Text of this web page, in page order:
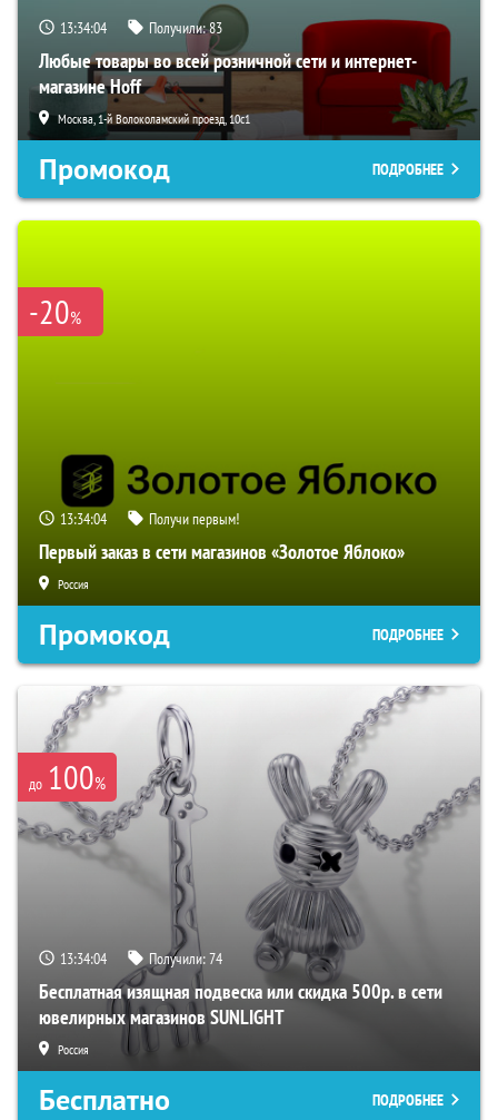
13:34:03 Получили:83
Любые товары во всей розничной сети и интернет-
магазине Hoff
Москва, 1-й Волоколамский проезд, 10с1
Промокод ПОДРОБНЕЕ
-20%
13:34:03 Получи первым!
Первый заказ в сети магазинов «Золотое Яблоко»
Россия
Промокод ПОДРОБНЕЕ
до 100%
13:34:03 Получили:74
Бесплатная изящная подвеска или скидка 500р. в сети
ювелирных магазинов SUNLIGHT
Россия
Бесплатно ПОДРОБНЕЕ